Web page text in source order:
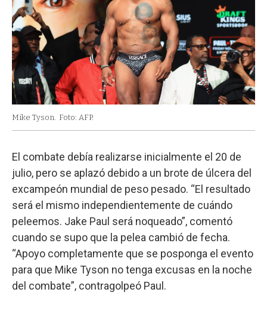
Mike Tyson. Foto: AFP.
El combate debía realizarse inicialmente el 20 de
julio, pero se aplazó debido a un brote de úlcera del
excampeón mundial de peso pesado. “El resultado
será el mismo independientemente de cuándo
peleemos. Jake Paul será noqueado”, comentó
cuando se supo que la pelea cambió de fecha.
“Apoyo completamente que se posponga el evento
para que Mike Tyson no tenga excusas en la noche
del combate”, contragolpeó Paul.